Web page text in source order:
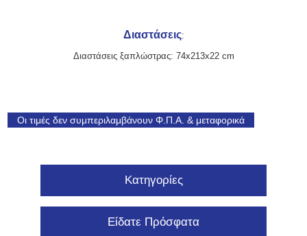
Διαστάσεις:
Διαστάσεις ξαπλώστρας: 74x213x22 cm
Οι τιμές δεν συμπεριλαμβάνουν Φ.Π.Α. & μεταφορικά
Κατηγορίες
Είδατε Πρόσφατα